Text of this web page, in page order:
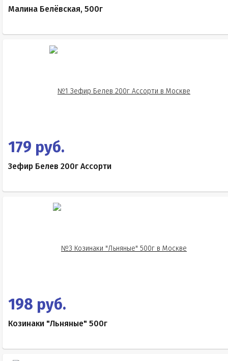
Малина Белёвская, 500г
179 руб.
Зефир Белев 200г Ассорти
198 руб.
Козинаки "Льняные" 500г